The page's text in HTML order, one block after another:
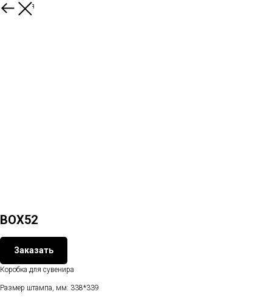
Вернуться
BOX52
Заказать
Коробка для сувенира
Размер штампа, мм: 338*339